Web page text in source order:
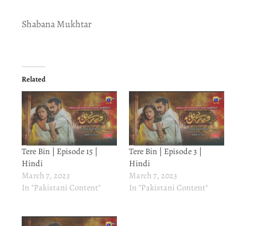
Shabana Mukhtar
Related
Tere Bin | Episode 15 |
Hindi
March 7, 2023
In "Pakistani Content"
Tere Bin | Episode 3 |
Hindi
March 7, 2023
In "Pakistani Content"